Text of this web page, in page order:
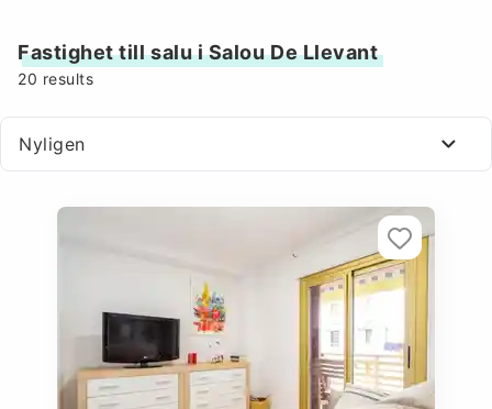
Fastighet till salu i Salou De Llevant
20 results
Nyligen